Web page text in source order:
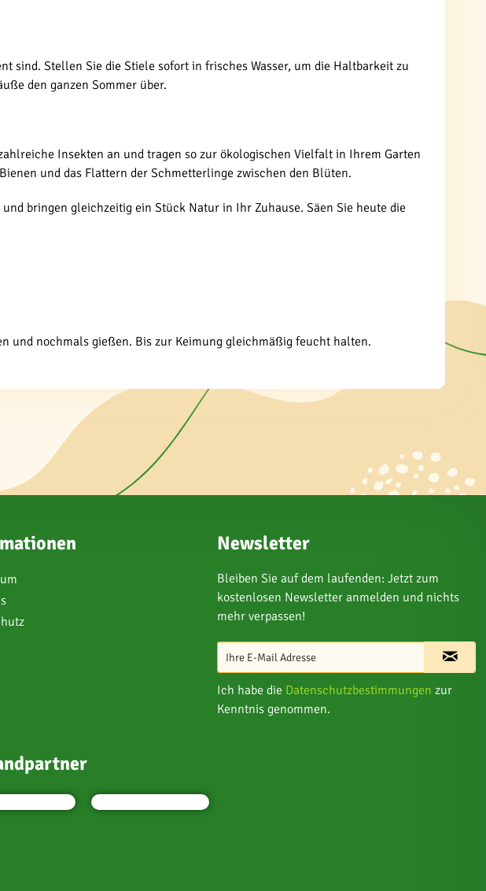
sind. Stellen Sie die Stiele sofort in frisches Wasser, um die Haltbarkeit zu
den ganzen Sommer über.
Insekten an und tragen so zur ökologischen Vielfalt in Ihrem Garten
und das Flattern der Schmetterlinge zwischen den Blüten.
bringen gleichzeitig ein Stück Natur in Ihr Zuhause. Säen Sie heute die
und nochmals gießen. Bis zur Keimung gleichmäßig feucht halten.
Newsletter
Bleiben Sie auf dem laufenden: Jetzt zum
kostenlosen Newsletter anmelden und nichts
mehr verpassen!
Ich habe die Datenschutzbestimmungen zur
Kenntnis genommen.